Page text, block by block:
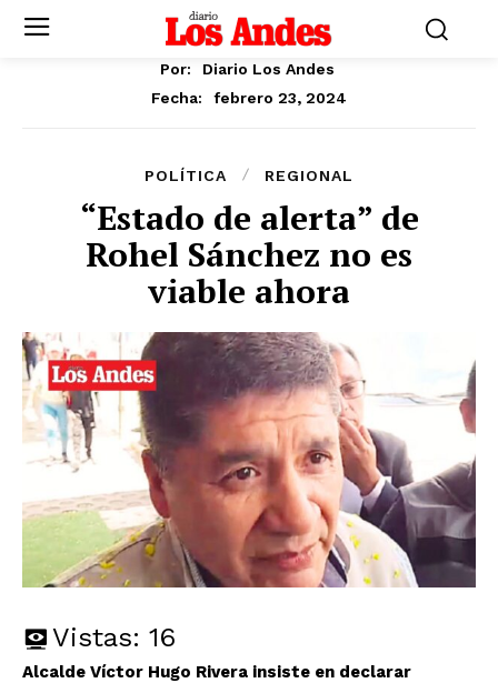
Por:
Diario Los Andes
Fecha:
febrero 23, 2024
POLÍTICA REGIONAL
“Estado de alerta” de
Rohel Sánchez no es
viable ahora
Vistas: 16
Alcalde Víctor Hugo Rivera insiste en declarar